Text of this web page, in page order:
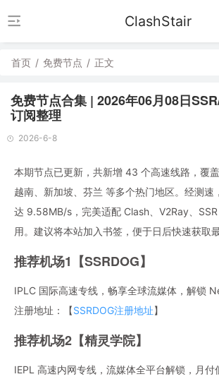
ClashStair
首页 / 免费节点 / 正文
免费节点合集 | 2026年06月08日
订阅整理
2026-6-8
本期节点已更新，共新增 43 个高速线路，覆盖
越南、新加坡、芬兰 等多个热门地区。经测速
达 9.58MB/s，完美适配 Clash、V2Ray、
用。建议将本站加入书签，便于日后快速获取
推荐机场1【SSRDOG】
IPLC 国际高速专线，畅享全球流媒体，解锁
注册地址：【SSRDOG注册地址】
推荐机场2【精灵学院】
IEPL 高速内网专线，流媒体全平台解锁，月付